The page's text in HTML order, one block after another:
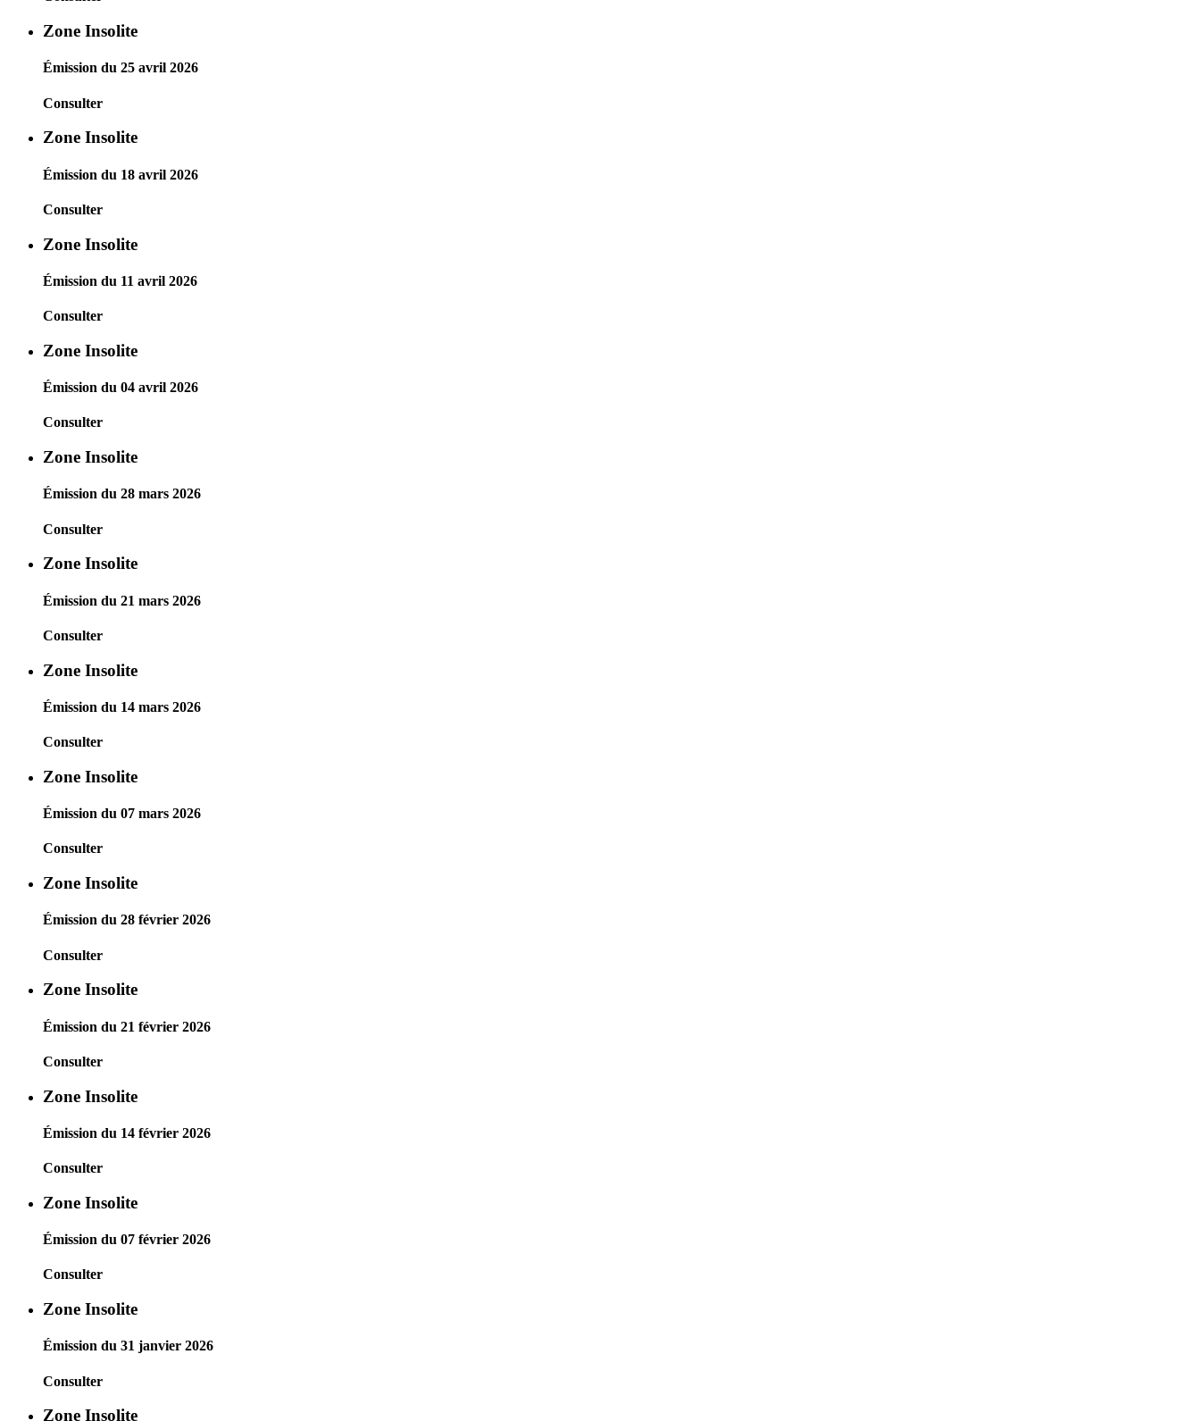
Zone Insolite
Émission du 25 avril 2026
Consulter
Zone Insolite
Émission du 18 avril 2026
Consulter
Zone Insolite
Émission du 11 avril 2026
Consulter
Zone Insolite
Émission du 04 avril 2026
Consulter
Zone Insolite
Émission du 28 mars 2026
Consulter
Zone Insolite
Émission du 21 mars 2026
Consulter
Zone Insolite
Émission du 14 mars 2026
Consulter
Zone Insolite
Émission du 07 mars 2026
Consulter
Zone Insolite
Émission du 28 février 2026
Consulter
Zone Insolite
Émission du 21 février 2026
Consulter
Zone Insolite
Émission du 14 février 2026
Consulter
Zone Insolite
Émission du 07 février 2026
Consulter
Zone Insolite
Émission du 31 janvier 2026
Consulter
Zone Insolite